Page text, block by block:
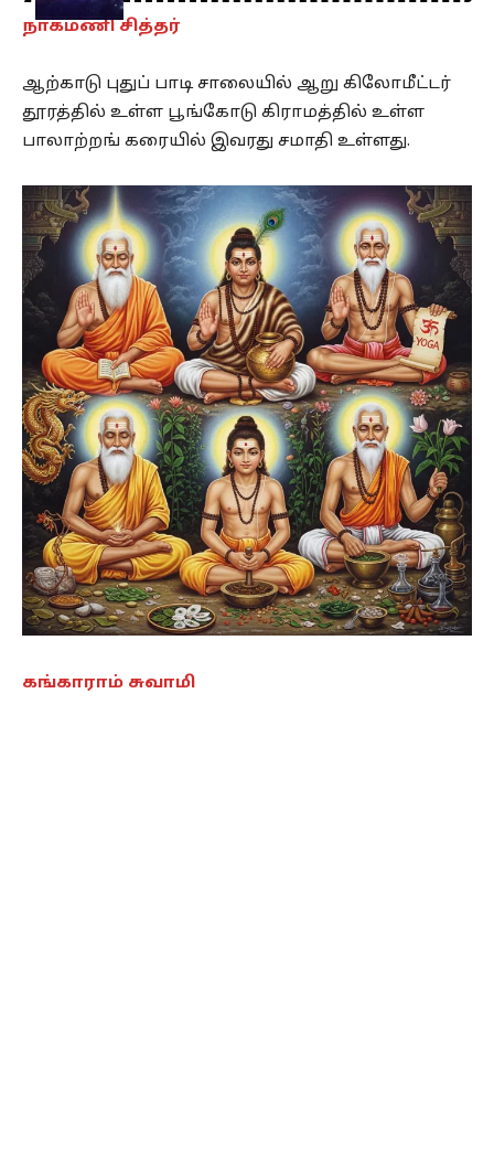
நாகமணி சித்தர்
ஆற்காடு புதுப் பாடி சாலையில் ஆறு கிலோமீட்டர்
தூரத்தில் உள்ள பூங்கோடு கிராமத்தில் உள்ள
பாலாற்றங் கரையில் இவரது சமாதி உள்ளது.
கங்காராம் சுவாமி